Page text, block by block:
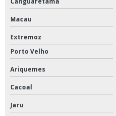
Macau
Extremoz
Porto Velho
Ariquemes
Cacoal
Jaru